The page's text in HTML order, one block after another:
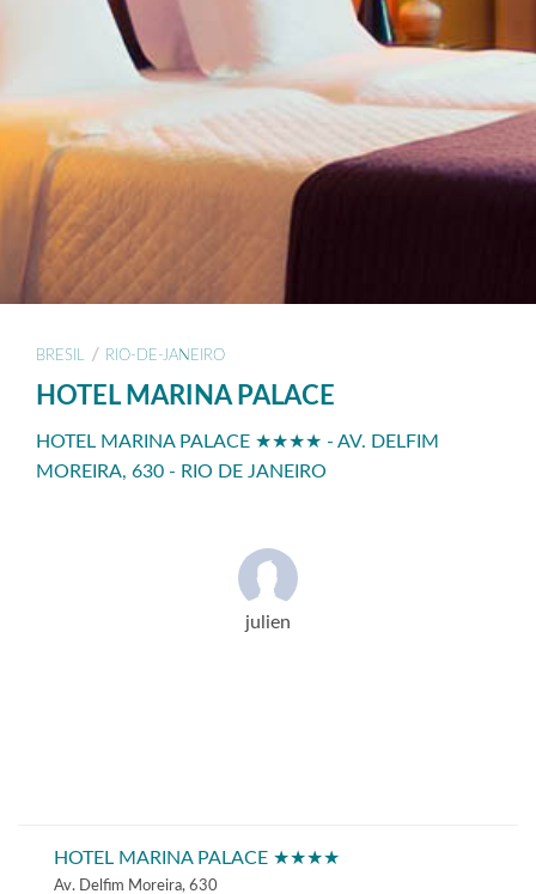
BRESIL / RIO-DE-JANEIRO
HOTEL MARINA PALACE
HOTEL MARINA PALACE ★★★★ - AV. DELFIM
MOREIRA, 630 - RIO DE JANEIRO
julien
HOTEL MARINA PALACE ★★★★
Av. Delfim Moreira, 630